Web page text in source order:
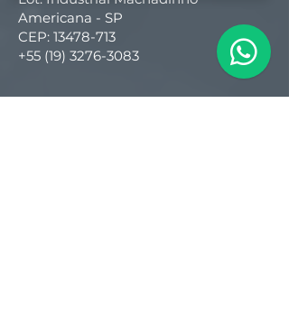
Americana - SP
CEP: 13478-713
+55 (19) 3276-3083